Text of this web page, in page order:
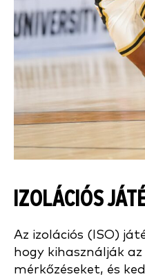
IZOLÁCIÓS
Az izolációs (ISO)
hogy kihasználják
mérkőzéseket, és